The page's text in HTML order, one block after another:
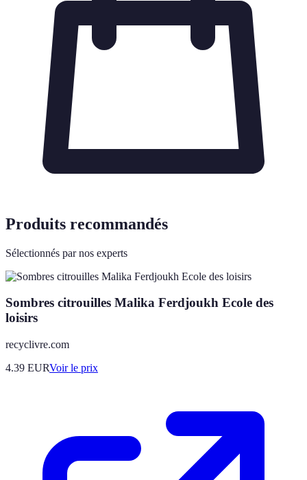
Produits recommandés
Sélectionnés par nos experts
Sombres citrouilles Malika Ferdjoukh Ecole des
loisirs
recyclivre.com
4.39 EURVoir le prix